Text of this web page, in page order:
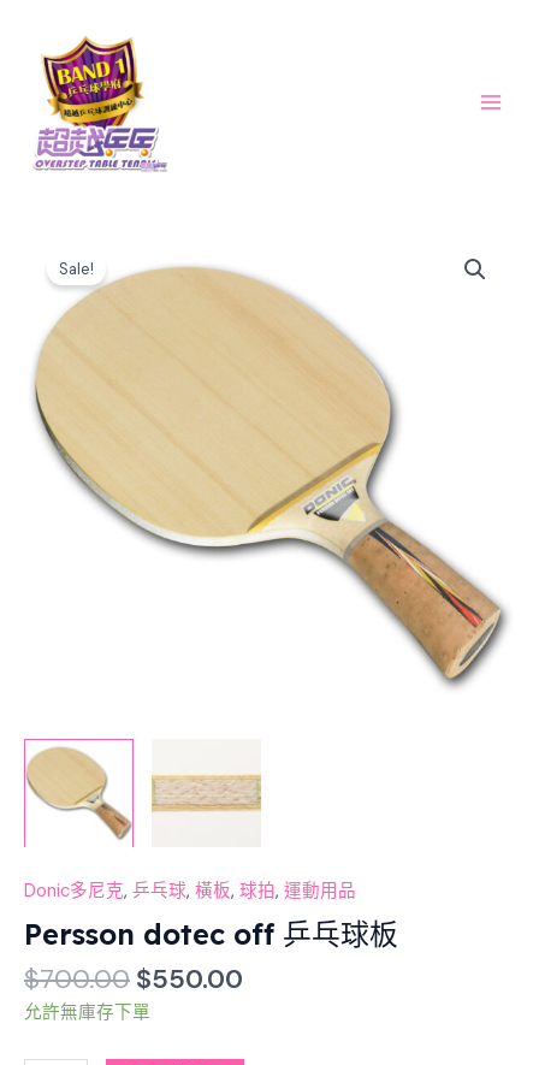
content
Sale!
Donic多尼克, 乒乓球, 橫板, 球拍, 運動用品
Persson dotec off 乒乓球板
$700.00
price
$550.00
price
$550.00.
允許無庫存下單
dotec
乓
球
板